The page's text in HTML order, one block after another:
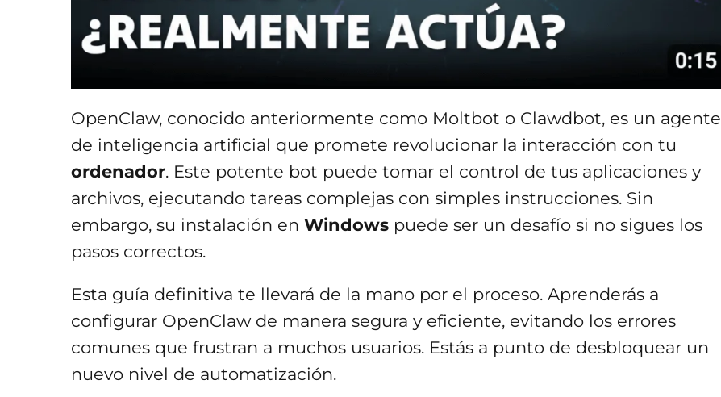
OpenClaw, conocido anteriormente como Moltbot o Clawdbot, es un agente
de inteligencia artificial que promete revolucionar la interacción con tu
ordenador. Este potente bot puede tomar el control de tus aplicaciones y
archivos, ejecutando tareas complejas con simples instrucciones. Sin
embargo, su instalación en Windows puede ser un desafío si no sigues los
pasos correctos.
Esta guía definitiva te llevará de la mano por el proceso. Aprenderás a
configurar OpenClaw de manera segura y eficiente, evitando los errores
comunes que frustran a muchos usuarios. Estás a punto de desbloquear un
nuevo nivel de automatización.